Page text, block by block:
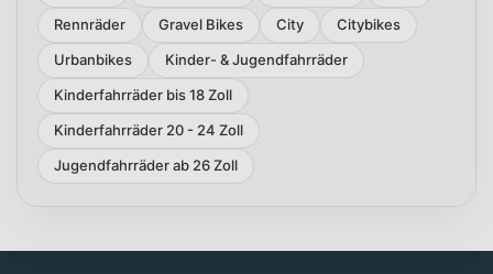
Rennräder
Gravel Bikes City
Citybikes
Urbanbikes
Kinder- & Jugendfahrräder
Kinderfahrräder bis 18 Zoll
Kinderfahrräder 20 - 24 Zoll
Jugendfahrräder ab 26 Zoll